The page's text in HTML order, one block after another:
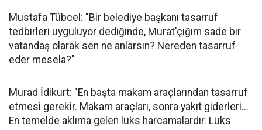
Mustafa Tübcel: "Bir belediye başkanı tasarruf
tedbirleri uyguluyor dediğinde, Murat'çığım sade bir
vatandaş olarak sen ne anlarsın? Nereden tasarruf
eder mesela?"
Murad İdikurt: "En başta makam araçlarından tasarruf
etmesi gerekir. Makam araçları, sonra yakıt giderleri...
En temelde aklıma gelen lüks harcamalardır. Lüks